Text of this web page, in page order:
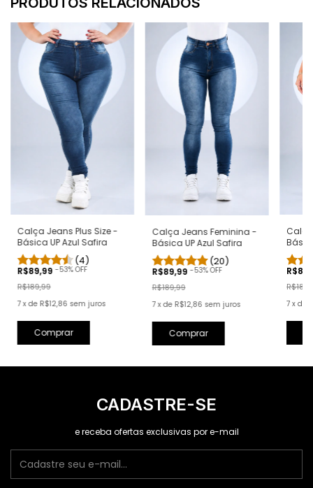
Calça Jeans Plus Size -
Básica UP Azul Safira
(4)
R$89,99 -53% OFF
R$189,99
7 xde R$12,86 sem juros
Comprar
Calça Jeans Feminina -
Básica UP Azul Safira
(20)
R$89,99 -53% OFF
R$189,99
7 xde R$12,86 sem juros
Comprar
7 x de
CADASTRE-SE
e receba ofertas exclusivas por e-mail